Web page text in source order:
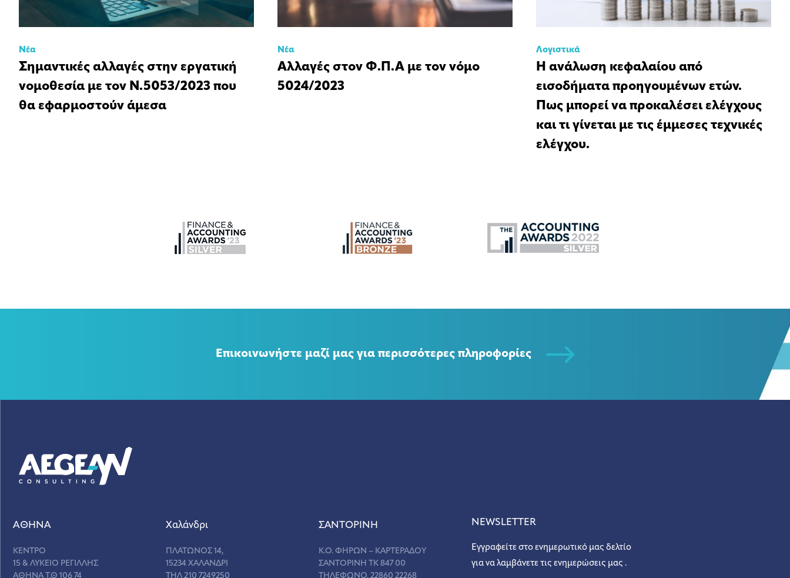
Νέα
Σημαντικές αλλαγές στην εργατική
νομοθεσία με τον Ν.5053/2023 που
θα εφαρμοστούν άμεσα
Νέα
Αλλαγές στον Φ.Π.Α με τον νόμο
5024/2023
Λογιστικά
Η ανάλωση κεφαλαίου από
εισοδήματα προηγουμένων ετών.
Πως μπορεί να προκαλέσει ελέγχους
και τι γίνεται με τις έμμεσες τεχνικές
ελέγχου.
Επικοινωνήστε μαζί μας για περισσότερες πληροφορίες
ΑΘΗΝΑ
ΚΕΝΤΡΟ
15 & ΛΥΚΕΙΟ ΡΕΓΙΛΛΗΣ
ΑΘΗΝΑ Τ.Θ 106 74
Χαλάνδρι
ΠΛΑΤΩΝΟΣ 14,
15234 ΧΑΛΑΝΔΡΙ
ΤΗΛ 210 7249250
ΣANΤΟΡΙΝΗ
Κ.Ο. ΦΗΡΩΝ – ΚΑΡΤΕΡΑΔΟΥ
ΣΑΝΤΟΡΙΝΗ ΤΚ 847 00
ΤΗΛΕΦΩΝΟ. 22860 22268
NEWSLETTER
Εγγραφείτε στο ενημερωτικό μας δελτίο
για να λαμβάνετε τις ενημερώσεις μας .